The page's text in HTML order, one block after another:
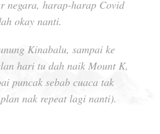
negara, harap-harap Covid
okay nanti.
Kinabalu, sampai ke
hari tu dah naik Mount K,
puncak sebab cuaca tak
nak repeat lagi nanti).